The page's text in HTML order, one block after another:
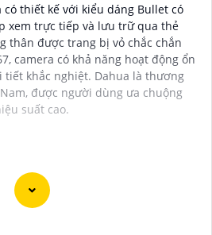
có thiết kế với kiểu dáng Bullet có
xem trực tiếp và lưu trữ qua thẻ
thân được trang bị vỏ chắc chắn
camera có khả năng hoạt động ổn
khắc nghiệt. Dahua là thương
được người dùng ưa chuộng
suất cao.
trời góc rộng với hình ảnh
đến sự an ninh tối đa cho